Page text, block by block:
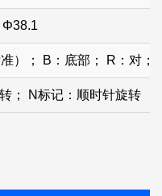
Φ38.1
）； B：底部； R：对；
； N标记：顺时针旋转